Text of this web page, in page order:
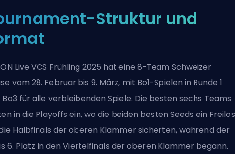
Struktur und
Live VCS Frühling 2025 hat eine 8-Team Schweizer
vom 28. Februar bis 9. März, mit Bo1-Spielen in Runde 1
Bo3 für alle verbleibenden Spiele. Die besten sechs Teams
in die Playoffs ein, wo die beiden besten Seeds ein Freilos
Halbfinals der oberen Klammer sicherten, während der
6. Platz in den Viertelfinals der oberen Klammer begann.